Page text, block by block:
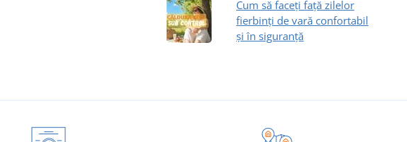
Cum să faceți față zilelor
fierbinți de vară confortabil
și în siguranță